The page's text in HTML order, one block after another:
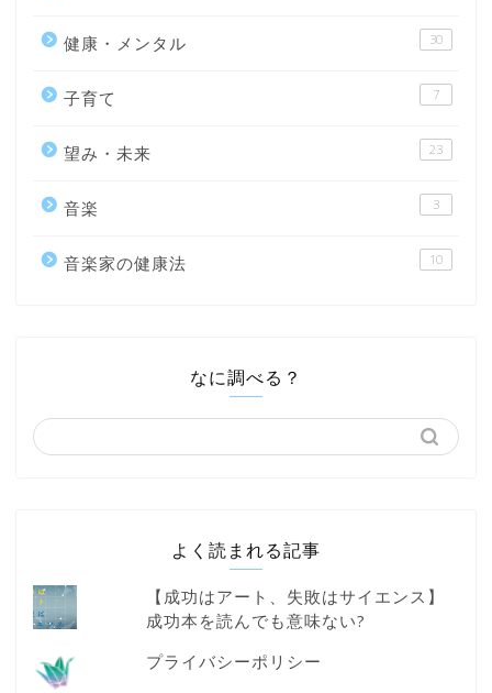
健康・メンタル 30
子育て 7
望み・未来 23
音楽 3
音楽家の健康法 10
なに調べる？
よく読まれる記事
【成功はアート、失敗はサイエンス】
成功本を読んでも意味ない?
プライバシーポリシー